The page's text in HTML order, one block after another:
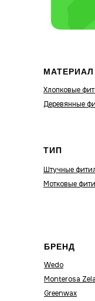
МАТЕРИАЛ
Хлопковые
Деревянные
ТИП
Штучные
Мотковые
БРЕНД
Wedo
Monterosa
Greenwax